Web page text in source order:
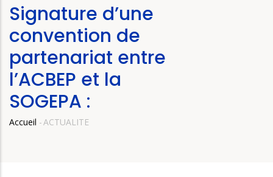
Signature d’une
convention de
partenariat entre
l’ACBEP et la
SOGEPA :
Fil
Accueil -ACTUALITE